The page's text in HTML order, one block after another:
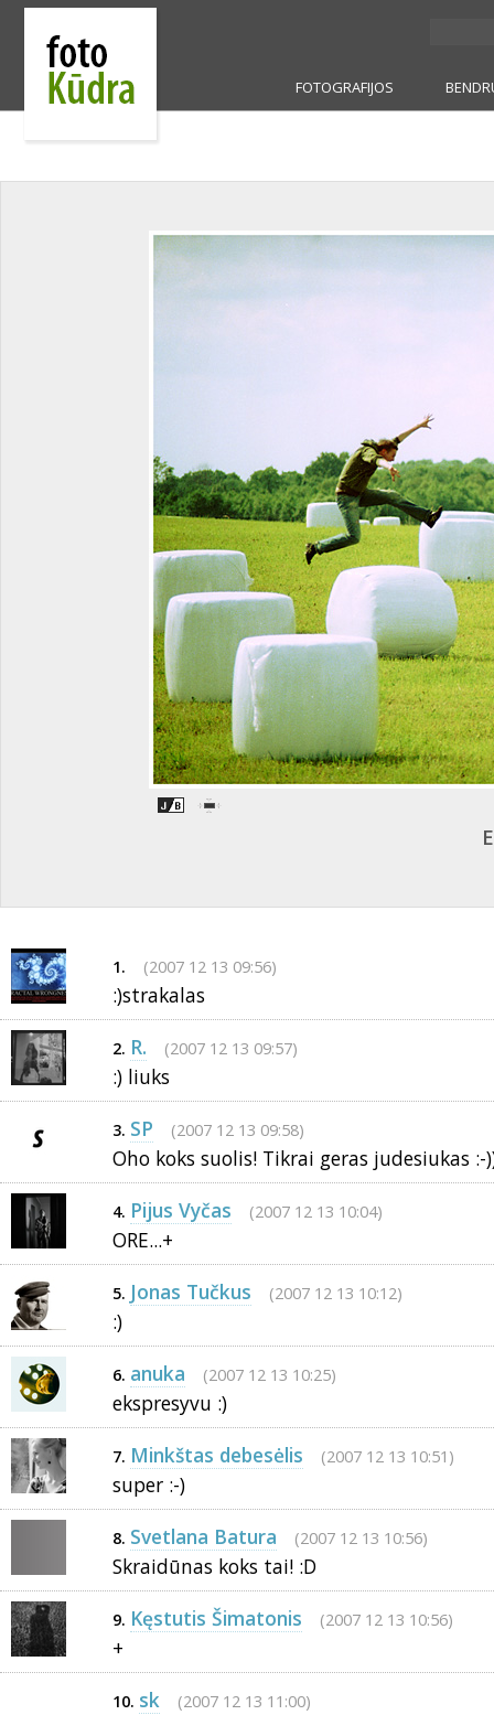
FOTOGRAFIJOS
1. (2007 12 13 09:56)
:)strakalas
2. R. (2007 12 13 09:57)
:) liuks
3. SP (2007 12 13 09:58)
Oho koks suolis! Tikrai geras judesiukas :-
4. Pijus Vyčas (2007 12 13 10:04)
ORE...+
5. Jonas Tučkus (2007 12 13 10:12)
:)
6. anuka (2007 12 13 10:25)
ekspresyvu :)
7. Minkštas debesėlis (2007 12 13 10:51)
super :-)
8. Svetlana Batura (2007 12 13 10:56)
Skraidūnas koks tai! :D
9. Kęstutis Šimatonis (2007 12 13 10:56)
+
10. sk (2007 12 13 11:00)